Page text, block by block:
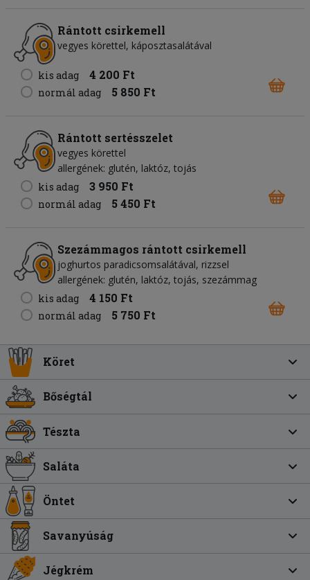
Rántott csirkemell
vegyes körettel, káposztasalátával
kis adag 4 200 Ft
normál adag 5 850 Ft
Rántott sertésszelet
vegyes körettel
allergének: glutén, laktóz, tojás
kis adag
3 950 Ft
normál adag 5 450 Ft
Szezámmagos rántott csirkemell
joghurtos paradicsomsalátával, rizzsel
allergének: glutén, laktóz, tojás, szezámmag
kis adag
4 150 Ft
normál adag 5 750 Ft
Köret
Bőségtál
Tészta
Saláta
Öntet
Savanyúság
Jégkrém